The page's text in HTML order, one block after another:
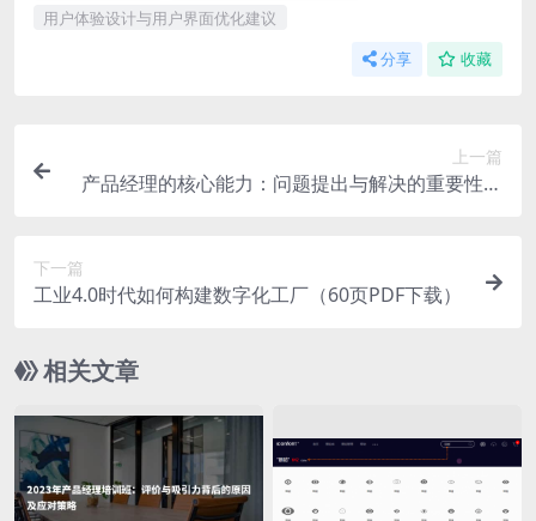
用户体验设计与用户界面优化建议
分享 收藏
上一篇
产品经理的核心能力：问题提出与解决的重要性分
下一篇
工业4.0时代如何构建数字化工厂（60页PDF下载）
相关文章